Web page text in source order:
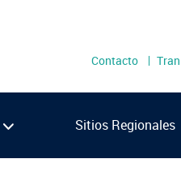
Menú
secundario
Contacto
Sitios Regionales